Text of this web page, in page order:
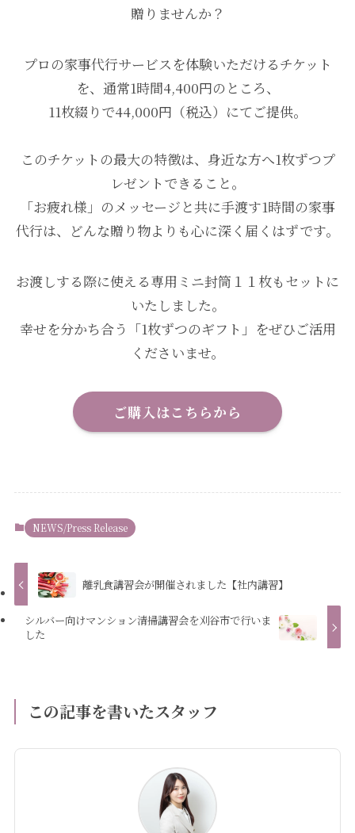
贈りませんか？
プロの家事代行サービスを体験いただけるチケット
を、通常1時間4,400円のところ、
11枚綴りで44,000円（税込）にてご提供。
このチケットの最大の特徴は、身近な方へ1枚ずつプ
レゼントできること。
「お疲れ様」のメッセージと共に手渡す1時間の家事
代行は、どんな贈り物よりも心に深く届くはずです。
お渡しする際に使える専用ミニ封筒１１枚もセットに
いたしました。
幸せを分かち合う「1枚ずつのギフト」をぜひご活用
くださいませ。
ご購入はこちらから
NEWS/Press Release
離乳食講習会が開催されました【社内講習】
シルバー向けマンション清掃講習会を刈谷市で行いま
した
この記事を書いたスタッフ